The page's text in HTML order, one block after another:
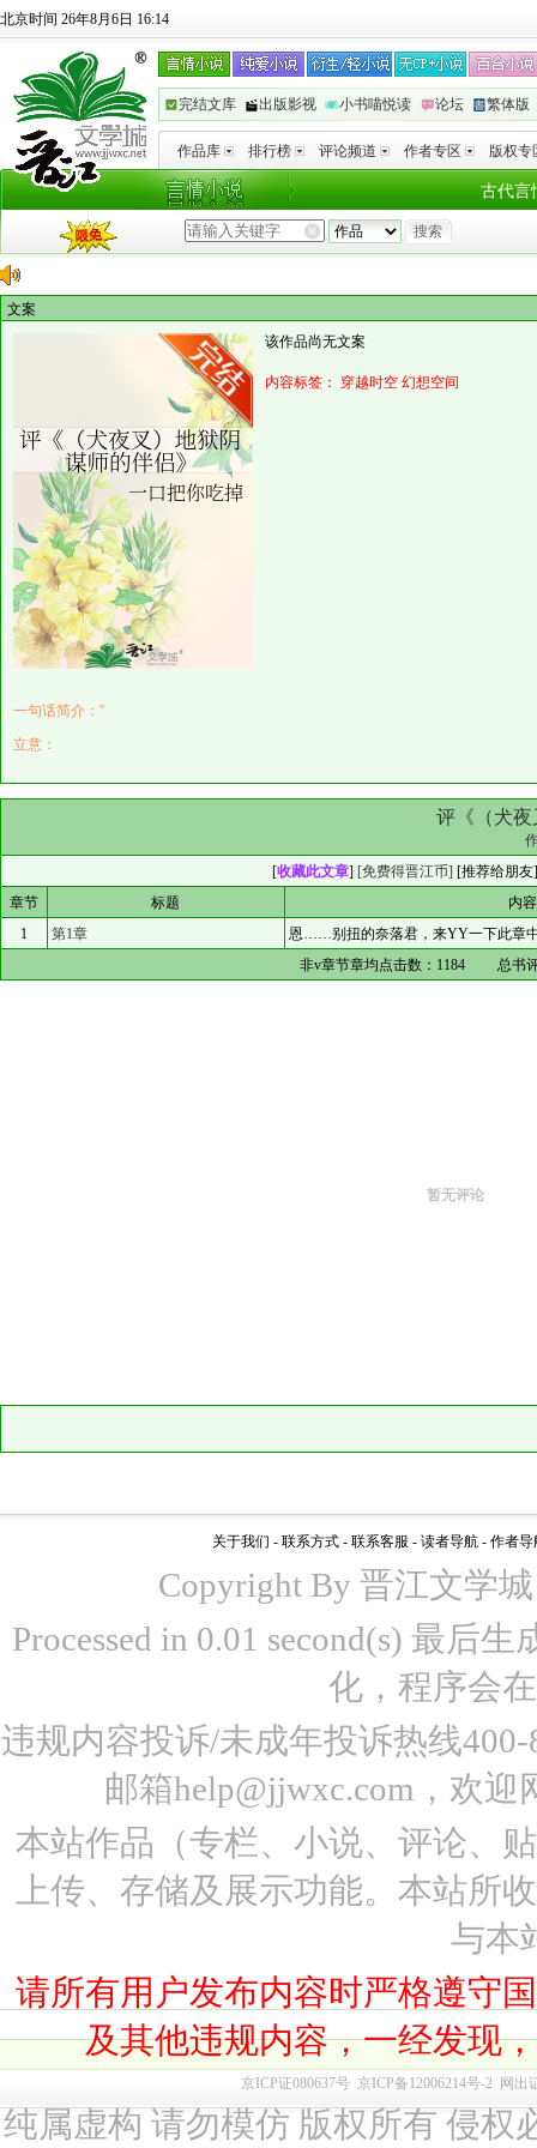
北京时间 26年8月6日 16:14
完结文库 出版影视 小书喵悦读 论坛 繁体版
作品库 排行榜 评论频道 作者专区 版权专
古代言
文案
该作品尚无文案
内容标签： 穿越时空 幻想空间
一句话简介：''
立意：
评《（犬
[收藏此文章] [免费得晋江币] [推荐给朋友
章节
标题
内
1
第1章
恩……别扭的奈落君，来YY一下此
非v章节章均点击数： 1184 总书评
暂无评论
关于我们 - 联系方式 - 联系客服 - 读者导航 - 作者导
Copyright By 晋江文学
Processed in 0.01 second(s) 最后
化，程序会
违规内容投诉/未成年投诉热线
邮箱help@jjwxc.com，欢
本站作品（专栏、小说、评论、
上传、存储及展示功能。本站所
与本
请所有用户发布内容时严格遵守
及其他违规内容，一经发现
京ICP证080637号 京ICP备12006214号-2 网出
纯属虚构 请勿模仿 版权所有 侵权